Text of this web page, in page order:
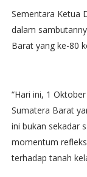
Sementara Ketua
dalam
Barat yang ke-80
“Hari ini, 1
Sumatera Barat
ini bukan sekadar
momentum
terhadap tanah